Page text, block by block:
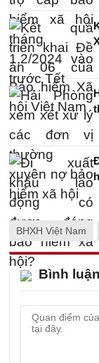
BHXH Việt Nam
Bình luận